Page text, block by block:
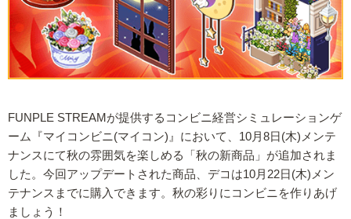
FUNPLE STREAMが提供するコンビニ経営シミュレーションゲ
ーム『マイコンビニ(マイコン)』において、10月8日(木)メンテ
ナンスにて秋の雰囲気を楽しめる「秋の新商品」が追加されま
した。今回アップデートされた商品、デコは10月22日(木)メン
テナンスまでに購入できます。秋の彩りにコンビニを作りあげ
ましょう！